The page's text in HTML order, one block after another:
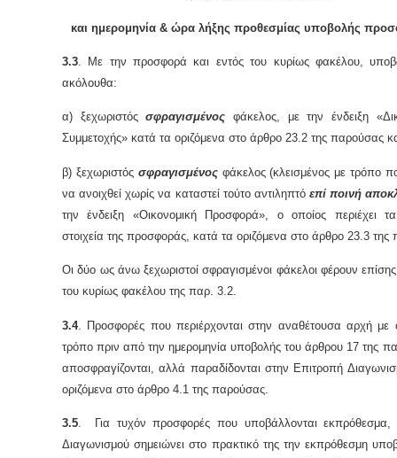
και ημερομηνία & ώρα λήξης προθεσμίας υποβολής
3.3. Με την προσφορά και εντός του κυρίως φακέλου,
ακόλουθα:
α) ξεχωριστόςσφραγισμένος φάκελος, με την ένδειξη
Συμμετοχής» κατά τα οριζόμενα στο άρθρο 23.2 της παρούσας
β) ξεχωριστός σφραγισμένοςφάκελος (κλεισμένος με τρόπο
να ανοιχθεί χωρίς να καταστεί τούτο αντιληπτόεπί ποινή
την ένδειξη «Οικονομική Προσφορά», ο οποίος περιέχει τα
στοιχεία της προσφοράς, κατά τα οριζόμενα στο άρθρο 23.3
Οι δύο ως άνω ξεχωριστοί σφραγισμένοι φάκελοι φέρουν επίσης
του κυρίως φακέλου της παρ. 3.2.
3.4. Προσφορές που περιέρχονται στην αναθέτουσα αρχή με
τρόπο πριν από την ημερομηνία υποβολής του άρθρου 17 της
αποσφραγίζονται, αλλά παραδίδονται στην Επιτροπή
οριζόμενα στο άρθρο 4.1 της παρούσας.
3.5. Για τυχόν προσφορές που υποβάλλονται εκπρόθεσμα,
Διαγωνισμού σημειώνει στο πρακτικό της την εκπρόθεσμη